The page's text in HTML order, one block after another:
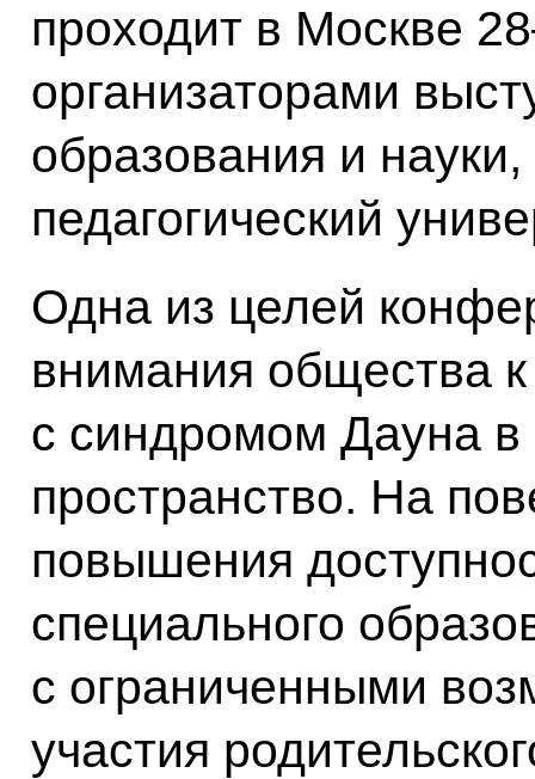
проходит в Москве
организаторами
образования и
педагогический
Одна из целей
внимания общества
с синдромом Дауна в
пространство. На
повышения
специального
с ограниченными
участия